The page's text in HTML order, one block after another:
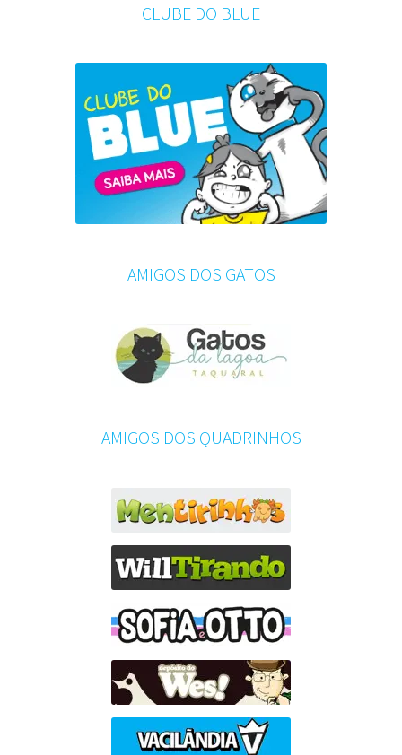
CLUBE DO BLUE
AMIGOS DOS GATOS
AMIGOS DOS QUADRINHOS